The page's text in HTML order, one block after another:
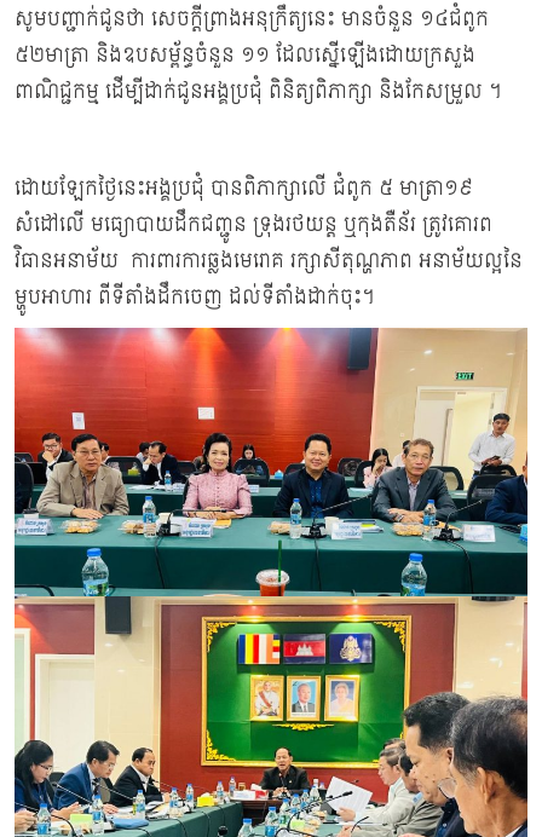
សូមបញ្ជាក់ជូនថា សេចក្តីព្រាងអនុក្រឹត្យនេះ មានចំនួន ១៤ជំពូក
៥២មាត្រា និងឧបសម្ព័ន្ធចំនួន ១១ ដែលស្នើឡើងដោយក្រសួង
ពាណិជ្ជកម្ម ដើម្បីដាក់ជូនអង្គប្រជុំ ពិនិត្យពិភាក្សា និងកែសម្រួល ។
ដោយឡែកថ្ងៃនេះអង្គប្រជុំ បានពិភាក្សាលើ ជំពូក ៥ មាត្រា១៩
សំដៅលើ មធ្យោបាយដឹកជញ្ជូន ទ្រុងរថយន្ត ឬកុងតឺន័រ ត្រូវគោរព
វិធានអនាម័យ ការពារការឆ្លងមេរោគ រក្សាសីតុណ្ហភាព អនាម័យល្អនៃ
ម្ហូបអាហារ ពីទីតាំងដឹកចេញ ដល់ទីតាំងដាក់ចុះ។